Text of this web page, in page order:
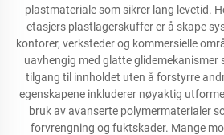
plastmateriale som sikrer lang levetid.
etasjers plastlagerskuffer er å skape
kontorer, verksteder og kommersielle
uavhengig med glatte glidemekanismer
tilgang til innholdet uten å forstyrre
egenskapene inkluderer nøyaktig
bruk av avanserte polymermaterialer
forvrengning og fuktskader. Mange